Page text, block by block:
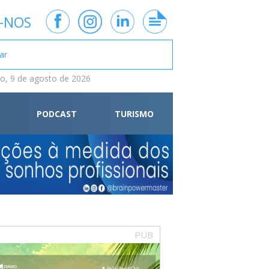
9 de agosto de 2026
PODCAST TURISMO
PUB